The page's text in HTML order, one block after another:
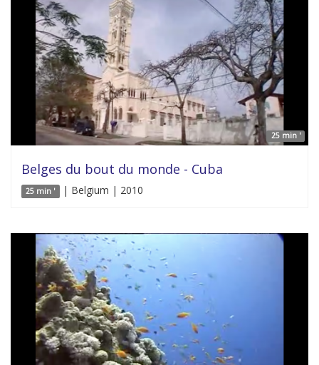
25 min '
Belges du bout du monde - Cuba
25 min ' | Belgium | 2010